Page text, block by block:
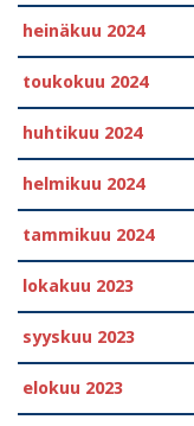
heinäkuu 2024
toukokuu 2024
huhtikuu 2024
helmikuu 2024
tammikuu 2024
lokakuu 2023
syyskuu 2023
elokuu 2023